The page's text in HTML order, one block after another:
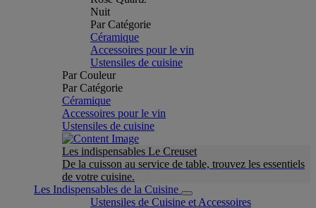
Nuit
Par Catégorie
Céramique
Accessoires pour le vin
Ustensiles de cuisine
Par Couleur
Par Catégorie
Céramique
Accessoires pour le vin
Ustensiles de cuisine
Les indispensables Le Creuset
De la cuisson au service de table, trouvez les essentiels
de votre cuisine.
Les Indispensables de la Cuisine
Ustensiles de Cuisine et Accessoires